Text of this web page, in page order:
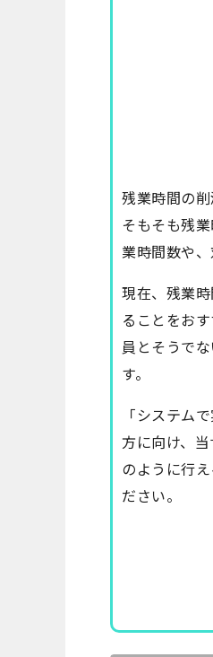
残業時間の
そもそも残
業時間数や
現在、残業
ることをお
員とそうで
す。
「システム
方に向け、
のように行
ださい。